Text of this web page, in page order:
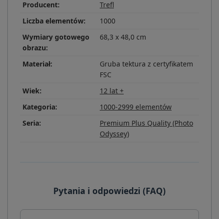
Producent:
Trefl
Liczba elementów:
1000
Wymiary gotowego
obrazu:
68,3 x 48,0 cm
Materiał:
Gruba tektura z certyfikatem
FSC
Wiek:
12 lat +
Kategoria:
1000-2999 elementów
Seria:
Premium Plus Quality (Photo
Odyssey)
Pytania i odpowiedzi (FAQ)